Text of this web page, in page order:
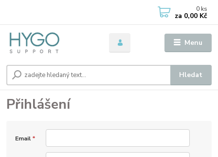
Menu
Hledat
0 ks
za 0,00 Kč
Přihlášení
Email *